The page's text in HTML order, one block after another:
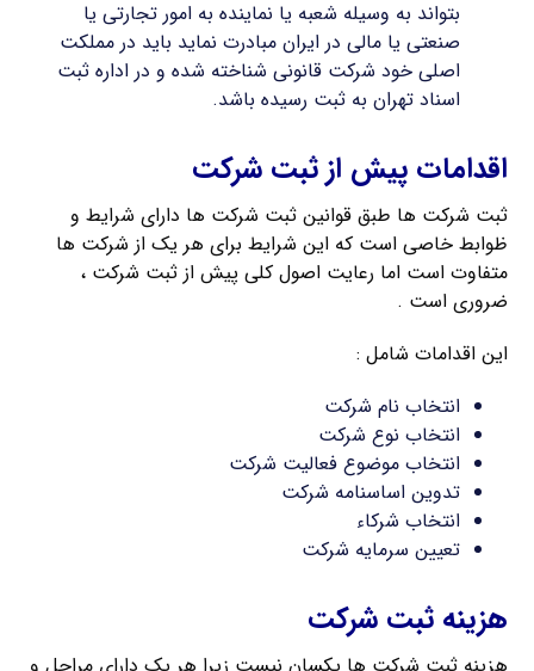
بتواند به وسیله شعبه یا نماینده به امور تجارتی یا
صنعتی یا مالی در ایران مبادرت نماید باید در مملکت
اصلی خود شرکت قانونی شناخته شده و در اداره ثبت
اسناد تهران به ثبت رسیده باشد.
اقدامات پیش از ثبت شرکت
ثبت شرکت ها طبق قوانین ثبت شرکت ها دارای شرایط و
ظوابط خاصی است که این شرایط برای هر یک از شرکت ها
متفاوت است اما رعایت اصول کلی پیش از ثبت شرکت ،
ضروری است .
این اقدامات شامل :
انتخاب نام شرکت
انتخاب نوع شرکت
انتخاب موضوع فعالیت شرکت
تدوین اساسنامه شرکت
انتخاب شرکاء
تعیین سرمایه شرکت
هزینه ثبت شرکت